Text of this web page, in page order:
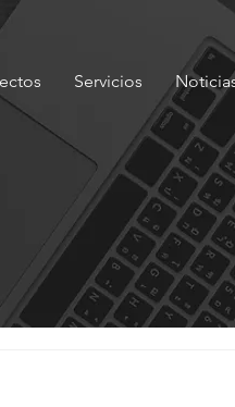
Servicios